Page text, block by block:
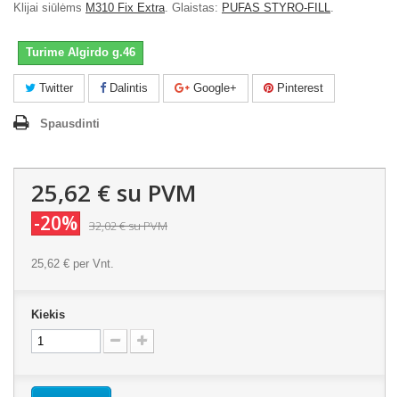
Klijai siūlėms M310 Fix Extra. Glaistas: PUFAS STYRO-FILL.
Turime Algirdo g.46
Twitter Dalintis Google+ Pinterest
Spausdinti
25,62 € su PVM
-20% 32,02 €su PVM
25,62 € per Vnt.
Kiekis